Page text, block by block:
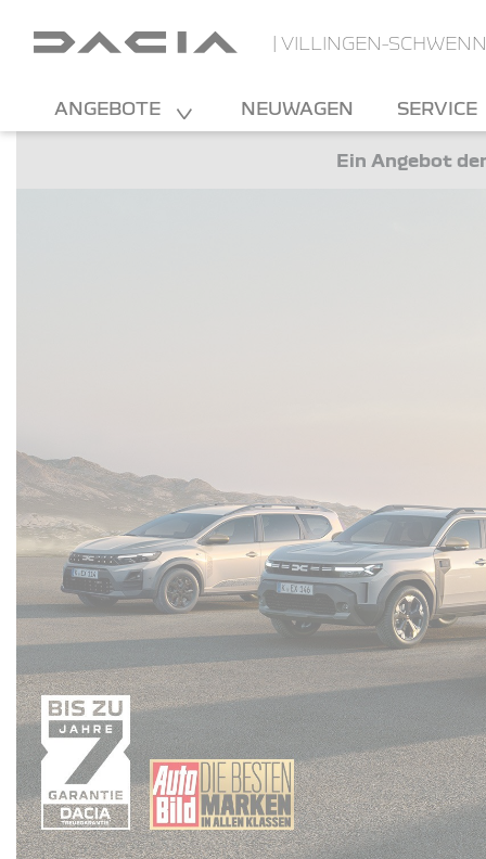
| VILLINGEN-
ANGEBOTE NEUWAGEN SERVICE
Ein Angebot